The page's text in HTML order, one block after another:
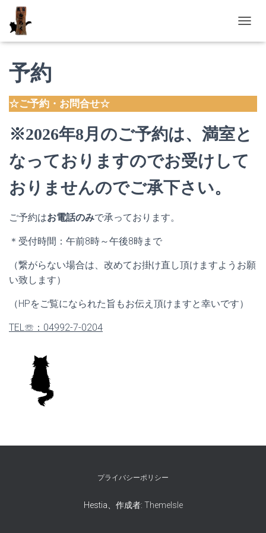
ビ
ン
り
替
え
予約
☆ご予約・お問合せ☆
※2026年8月のご予約は、満室と
なっておりますのでお受けして
おりませんのでご承下さい。
ご予約はお電話のみで承っております。
＊受付時間：午前8時～午後8時まで
（繋がらない場合は、改めてお掛け直し頂けますようお願
い致します）
（HPをご覧になられた旨もお伝え頂けますと幸いです）
TEL☏：04992-7-0204
プライバシーポリシー
Hestia、作成者: ThemeIsle